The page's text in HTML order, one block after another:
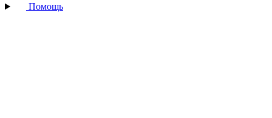
Помощь